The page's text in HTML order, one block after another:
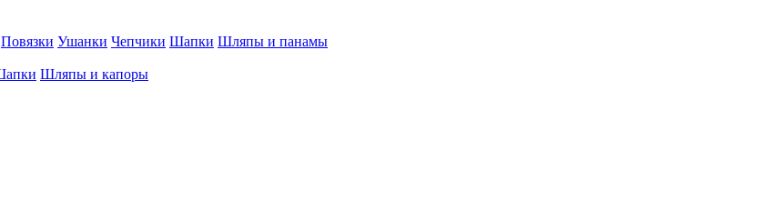
Повязки Ушанки Чепчики Шапки Шляпы и панамы
Шляпы и капоры